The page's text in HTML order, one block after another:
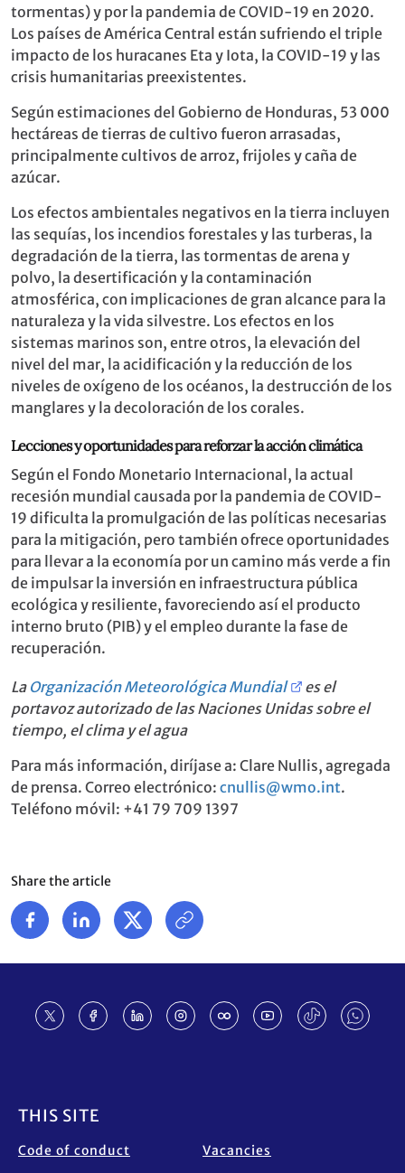
tormentas) y por la pandemia de COVID-19 en 2020.
Los países de América Central están sufriendo el triple
impacto de los huracanes Eta y Iota, la COVID-19 y las
crisis humanitarias preexistentes.
Según estimaciones del Gobierno de Honduras, 53 000
hectáreas de tierras de cultivo fueron arrasadas,
principalmente cultivos de arroz, frijoles y caña de
azúcar.
Los efectos ambientales negativos en la tierra incluyen
las sequías, los incendios forestales y las turberas, la
degradación de la tierra, las tormentas de arena y
polvo, la desertificación y la contaminación
atmosférica, con implicaciones de gran alcance para la
naturaleza y la vida silvestre. Los efectos en los
sistemas marinos son, entre otros, la elevación del
nivel del mar, la acidificación y la reducción de los
niveles de oxígeno de los océanos, la destrucción de los
manglares y la decoloración de los corales.
Lecciones y oportunidades para reforzar la acción climática
Según el Fondo Monetario Internacional, la actual
recesión mundial causada por la pandemia de COVID-
19 dificulta la promulgación de las políticas necesarias
para la mitigación, pero también ofrece oportunidades
para llevar a la economía por un camino más verde a fin
de impulsar la inversión en infraestructura pública
ecológica y resiliente, favoreciendo así el producto
interno bruto (PIB) y el empleo durante la fase de
recuperación.
La Organización Meteorológica Mundial
es el
portavoz autorizado de las Naciones Unidas sobre el
tiempo, el clima y el agua
Para más información, diríjase a: Clare Nullis, agregada
de prensa. Correo electrónico: cnullis@wmo.int.
Teléfono móvil: +41 79 709 1397
Share the article
THIS SITE
Code of conduct Vacancies